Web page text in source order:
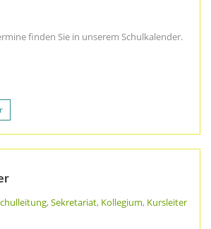
finden Sie in unserem Schulkalender.
, Sekretariat, Kollegium, Kursleiter